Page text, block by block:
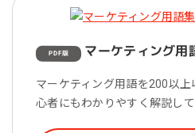
PDF版 マーケティング用
マーケティング用語を200以
心者にもわかりやすく解説して